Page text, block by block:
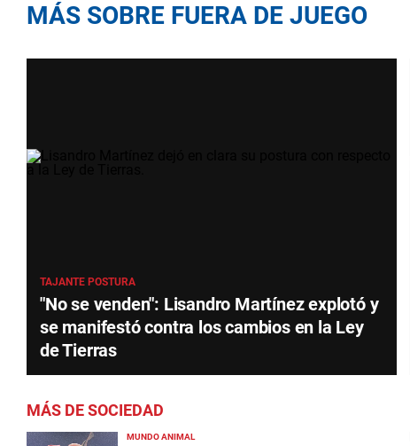
MÁS SOBRE FUERA DE JUEGO
TAJANTE POSTURA
"No se venden": Lisandro Martínez explotó y
se manifestó contra los cambios en la Ley
de Tierras
MÁS DE SOCIEDAD
MUNDO ANIMAL